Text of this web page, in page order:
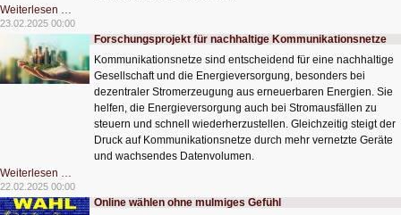
Weiterlesen …
greifen
Softwareentwickler
23.02.2025 00:00
Forschungsprojekt für nachhaltige Kommunikationsnetze
Kommunikationsnetze sind entscheidend für eine nachhaltige
Gesellschaft und die Energieversorgung, besonders bei
dezentraler Stromerzeugung aus erneuerbaren Energien. Sie
helfen, die Energieversorgung auch bei Stromausfällen zu
steuern und schnell wiederherzustellen. Gleichzeitig steigt der
Druck auf Kommunikationsnetze durch mehr vernetzte Geräte
und wachsendes Datenvolumen.
Weiterlesen …
für
nachhaltige
Kommunikationsnetze
22.02.2025 00:00
Online wählen ohne mulmiges Gefühl